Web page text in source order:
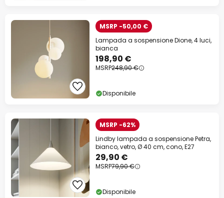
MSRP -50,00 €
Lampada a sospensione Dione, 4 luci,
bianca
198,90 €
MSRP248,90 €
Disponibile
MSRP -62%
Lindby lampada a sospensione Petra,
bianco, vetro, Ø 40 cm, cono, E27
29,90 €
MSRP79,90 €
Disponibile